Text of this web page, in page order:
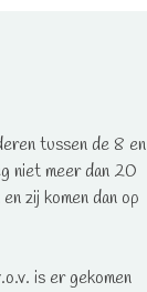
tussen de 8 en
niet meer dan 20
zij komen dan op
is er gekomen